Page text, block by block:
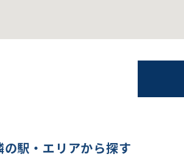
電話でお問い合わせ
の駅・エリアから探す